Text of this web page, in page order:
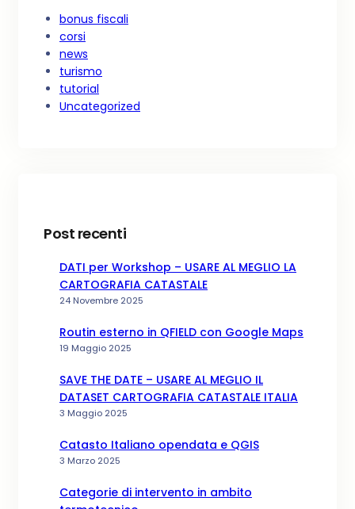
bonus fiscali
corsi
news
turismo
tutorial
Uncategorized
Post recenti
DATI per Workshop – USARE AL MEGLIO LA
CARTOGRAFIA CATASTALE
24 Novembre 2025
Routin esterno in QFIELD con Google Maps
19 Maggio 2025
SAVE THE DATE – USARE AL MEGLIO IL
DATASET CARTOGRAFIA CATASTALE ITALIA
3 Maggio 2025
Catasto Italiano opendata e QGIS
3 Marzo 2025
Categorie di intervento in ambito